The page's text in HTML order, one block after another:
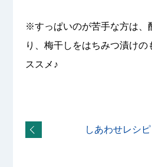
※すっぱいのが苦手な方は、
り、梅干しをはちみつ漬けの
ススメ♪
しあわせレシ